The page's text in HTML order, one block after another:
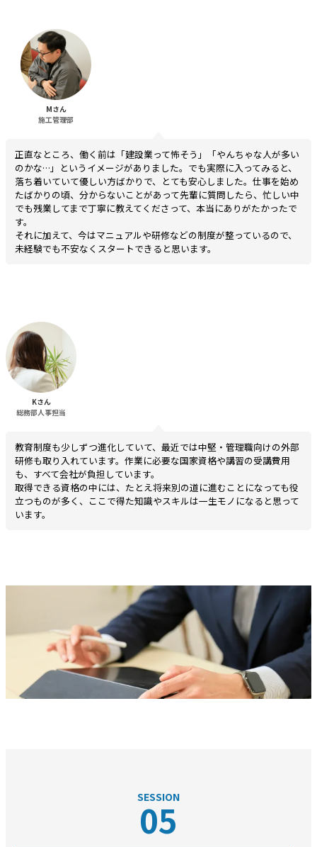
Mさん
施工管理部
正直なところ、働く前は「建設業って怖そう」「やんちゃな人が多い
のかな…」というイメージがありました。でも実際に入ってみると、
落ち着いていて優しい方ばかりで、とても安心しました。仕事を始め
たばかりの頃、分からないことがあって先輩に質問したら、忙しい中
でも残業してまで丁寧に教えてくださって、本当にありがたかったで
す。
それに加えて、今はマニュアルや研修などの制度が整っているので、
未経験でも不安なくスタートできると思います。
Kさん
総務部人事担当
教育制度も少しずつ進化していて、最近では中堅・管理職向けの外部
研修も取り入れています。作業に必要な国家資格や講習の受講費用
も、すべて会社が負担しています。
取得できる資格の中には、たとえ将来別の道に進むことになっても役
立つものが多く、ここで得た知識やスキルは一生モノになると思って
います。
SESSION
05